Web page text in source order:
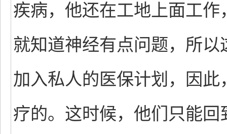
疾病，他还在工地上面工
就知道神经有点问题，所
加入私人的医保计划，因
疗的。这时候，他们只能